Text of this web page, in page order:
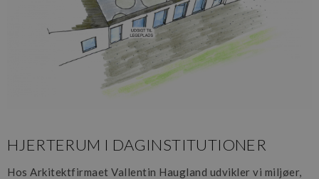
HJERTERUM I DAGINSTITUTIONER
Hos Arkitektfirmaet Vallentin Haugland udvikler vi miljøer,